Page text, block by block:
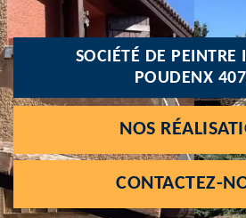
SOCIÉTÉ DE PEINTRE
POUDENX
NOS
CONTACTEZ-